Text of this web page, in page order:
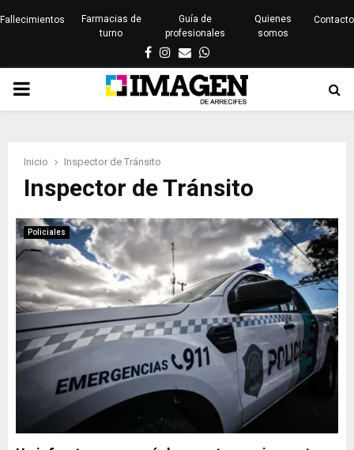
Fallecimientos
Farmacias de
turno
Guía de
profesionales
Quienes
somos
Contacto
Facebook
Instagram
EmailWhatsapp
PRIMARY
Inicio Inspector de Tránsito
Inspector de Tránsito
Policiales